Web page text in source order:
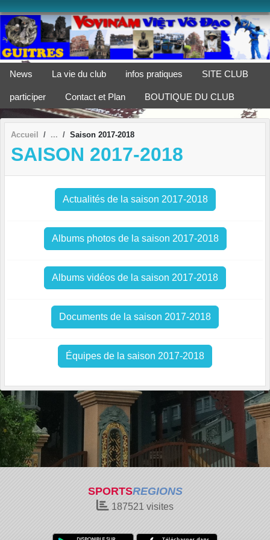
News La vie du club infos pratiques SITE CLUB
participer Contact et Plan BOUTIQUE DU CLUB
Accueil Saison 2017-2018
SAISON 2017-2018
Actualités de la saison 2017-2018
Albums photos de la saison 2017-2018
Albums vidéos de la saison 2017-2018
Documents de la saison 2017-2018
Équipes de la saison 2017-2018
SPORTSREGIONS
187521 visites